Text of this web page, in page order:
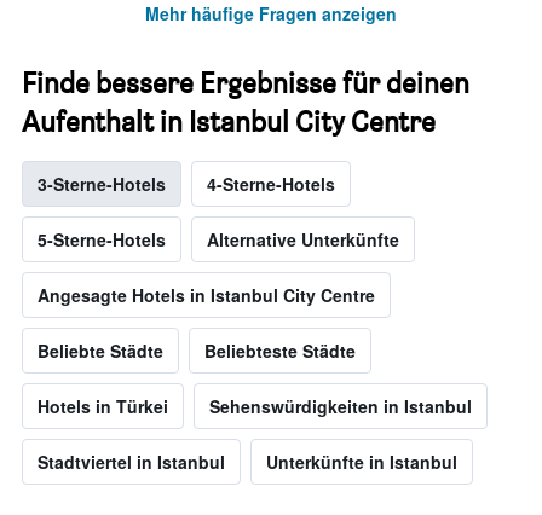
Mehr häufige Fragen anzeigen
Finde bessere Ergebnisse für deinen
Aufenthalt in Istanbul City Centre
3-Sterne-Hotels 4-Sterne-Hotels
5-Sterne-Hotels Alternative Unterkünfte
Angesagte Hotels in Istanbul City Centre
Beliebte Städte Beliebteste Städte
Hotels in Türkei Sehenswürdigkeiten in Istanbul
Stadtviertel in Istanbul Unterkünfte in Istanbul